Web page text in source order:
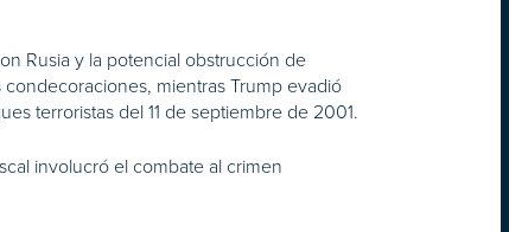
Rusia y la potencial obstrucción de
mientras Trump evadió
terroristas del 11 de septiembre de 2001.
involucró el combate al crimen